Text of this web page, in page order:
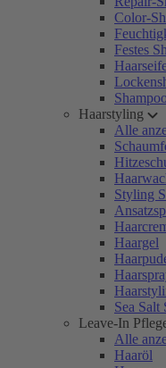
Color-
Festes
Haarstyling
Alle
Styling
Haargel
Sea Salt
Leave-In
Alle
Haaröl